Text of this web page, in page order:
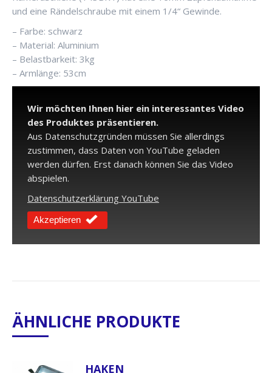
und eine Rändelschraube mit einem 1/4“ Gewinde.
– Farbe: schwarz
– Material: Aluminium
– Belastbarkeit: 3kg
– Armlänge: 53cm
Wir möchten Ihnen hier ein interessantes Video
des Produktes präsentieren.
Aus Datenschutzgründen müssen Sie allerdings
zustimmen, dass Daten von YouTube geladen
werden dürfen. Erst danach können Sie das Video
abspielen.
Datenschutzerklärung YouTube
Akzeptieren
ÄHNLICHE PRODUKTE
HAKEN